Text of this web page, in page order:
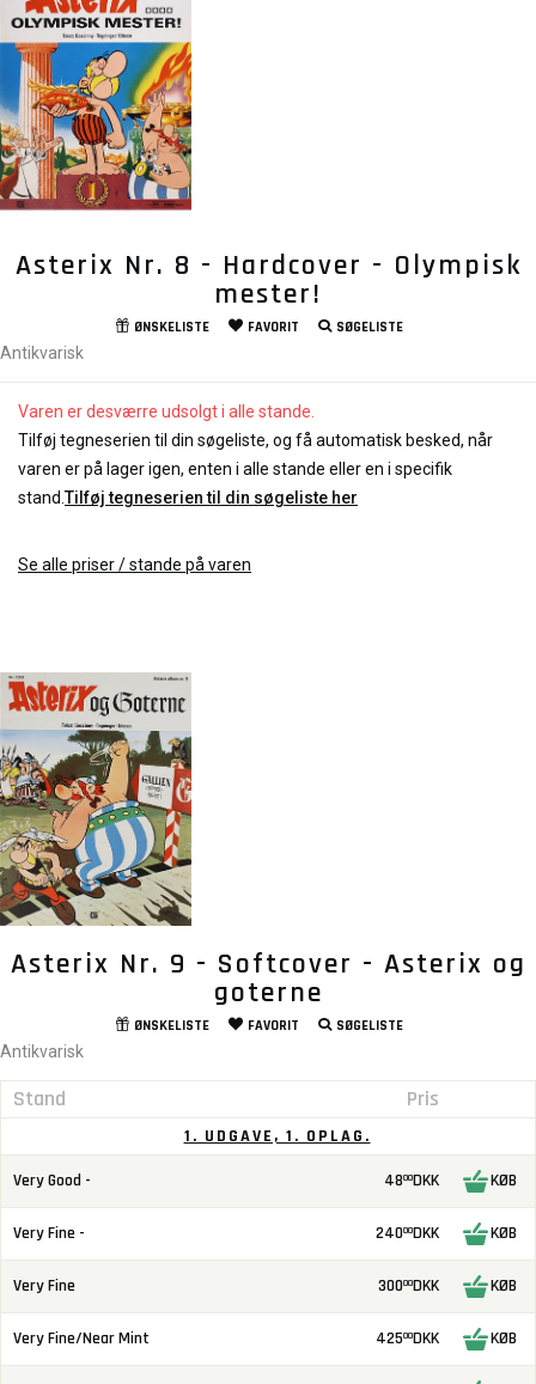
Asterix Nr. 8 - Hardcover - Olympisk
mester!
ØNSKELISTE FAVORIT SØGELISTE
Antikvarisk
Varen er desværre udsolgt i alle stande.
Tilføj tegneserien til din søgeliste, og få automatisk besked, når
varen er på lager igen, enten i alle stande eller en i specifik
stand.Tilføj tegneserien til din søgeliste her
Se alle priser / stande på varen
Asterix Nr. 9 - Softcover - Asterix og
goterne
ØNSKELISTE FAVORIT SØGELISTE
Antikvarisk
Stand Pris
1. UDGAVE, 1. OPLAG.
Very Good - 4800DKK KØB
Very Fine - 24000DKK KØB
Very Fine 30000DKK KØB
Very Fine/Near Mint 42500DKK KØB